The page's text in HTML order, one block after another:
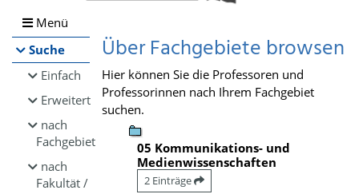
Menü
Suche
Einfach
Erweitert
nach
Fachgebiet
nach
Fakultät /
Über Fachgebiete browsen
Hier können Sie die Professoren und
Professorinnen nach Ihrem Fachgebiet
suchen.
05 Kommunikations- und
Medienwissenschaften
2 Einträge